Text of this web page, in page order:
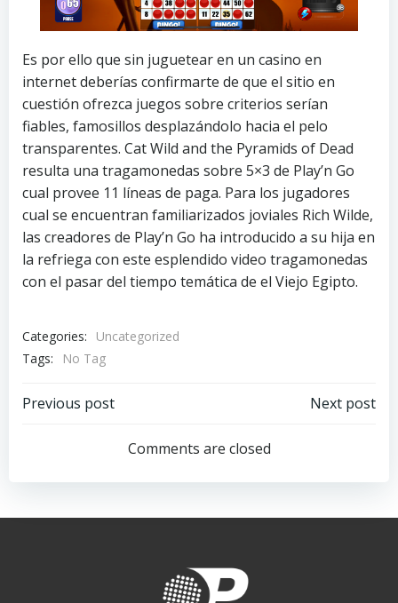
Es por ello que sin juguetear en un casino en
internet deberías confirmarte de que el sitio en
cuestión ofrezca juegos sobre criterios serían
fiables, famosillos desplazándolo hacia el pelo
transparentes. Cat Wild and the Pyramids of Dead
resulta una tragamonedas sobre 5×3 de Play’n Go
cual provee 11 líneas de paga. Para los jugadores
cual se encuentran familiarizados joviales Rich Wilde,
las creadores de Play’n Go ha introducido a su hija en
la refriega con este esplendido video tragamonedas
con el pasar del tiempo temática de el Viejo Egipto.
Categories:
Uncategorized
Tags:
No Tag
Navegación
entradas
Previous post
Navegación
de
entradas
Next post
Comments are closed